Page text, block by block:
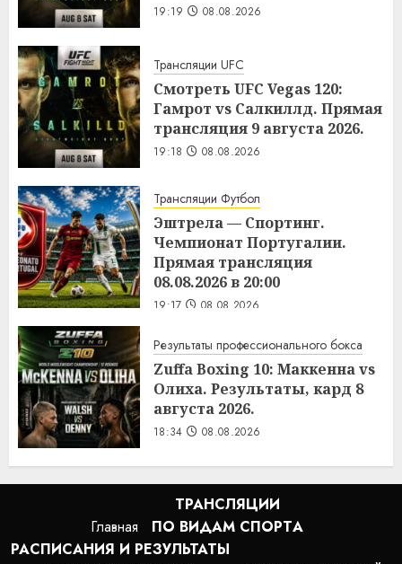
19:19 08.08.2026
Трансляции UFC
Смотреть UFC Vegas 120:
Гамрот vs Салкиллд. Прямая
трансляция 9 августа 2026.
19:18 08.08.2026
Трансляции Футбол
Эштрела — Спортинг.
Чемпионат Португалии.
Прямая трансляция
08.08.2026 в 20:00
19:17 08.08.2026
Результаты профессионального бокса
Zuffa Boxing 10: Маккенна vs
Олиха. Результаты, кард 8
августа 2026.
18:34 08.08.2026
Главная
ТРАНСЛЯЦИИ
ПО ВИДАМ СПОРТA
РАСПИСАНИЯ И РЕЗУЛЬТАТЫ